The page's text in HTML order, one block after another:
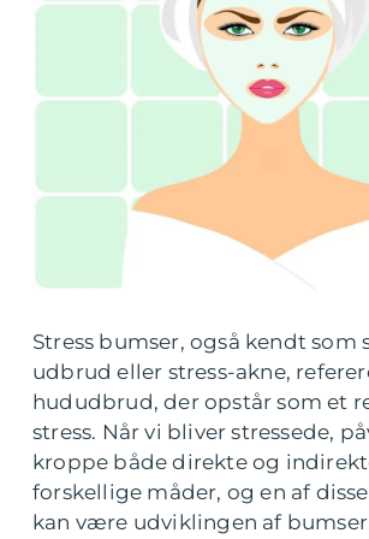
Stress bumser, også kendt som
udbrud eller stress-akne,
hududbrud, der opstår som et
stress. Når vi bliver stressede,
kroppe både direkte og
forskellige måder, og en af
kan være udviklingen af